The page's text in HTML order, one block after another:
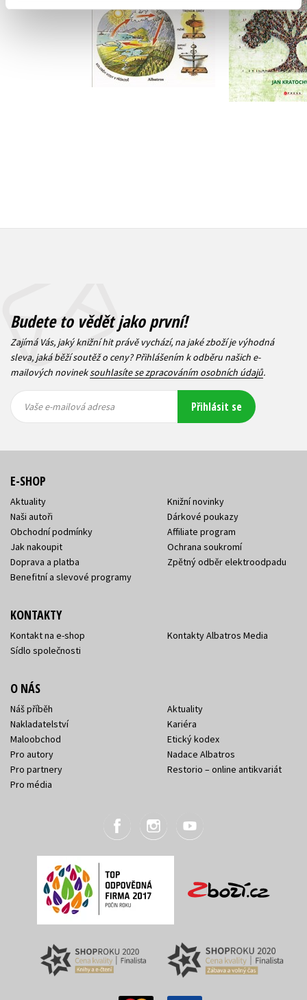
Do košíku Do
319 Kč
Budete to vědět jako první!
Zajímá Vás, jaký knižní hit právě vychází, na jaké zboží je výhodná
sleva, jaká běží soutěž o ceny? Přihlášením k odběru našich e-
mailových novineksouhlasíte se zpracováním osobních údajů.
mailová
mailová
Vaše e-mailová adresa Přihlásit se
E-SHOP
Aktuality
Naši autoři
Obchodní podmínky
Jak nakoupit
Doprava a platba
Benefitní a slevové programy
Knižní novinky
Dárkové poukazy
Affiliate program
Ochrana soukromí
Zpětný odběr elektroodpadu
KONTAKTY
Kontakt na e-shop
Sídlo společnosti
Kontakty Albatros Media
O NÁS
Náš příběh
Nakladatelství
Maloobchod
Pro autory
Pro partnery
Pro média
Aktuality
Kariéra
Etický kodex
Nadace Albatros
Restorio – online antikvariát